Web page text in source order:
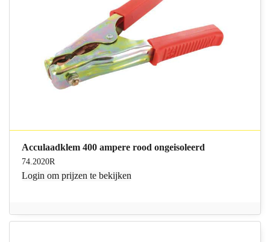
Acculaadklem 400 ampere rood ongeisoleerd
74.2020R
Login om prijzen te bekijken